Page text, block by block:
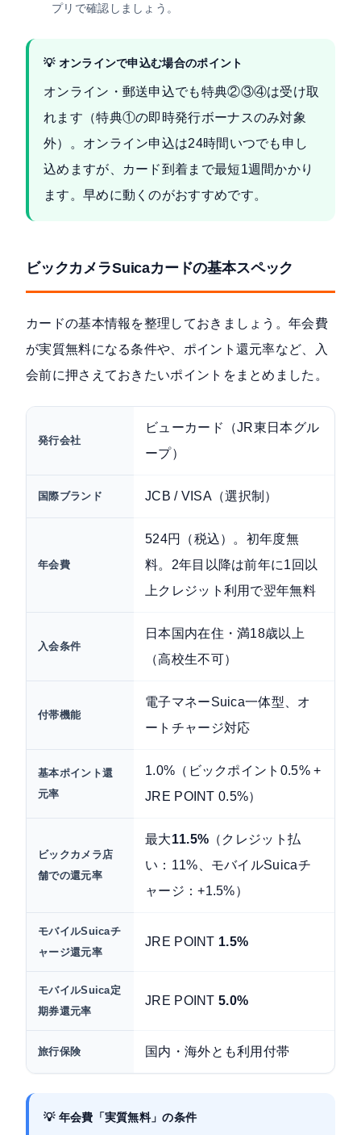
プリで確認しましょう。
💡 オンラインで申込む場合のポイント
オンライン・郵送申込でも特典②③④は受け取
れます（特典①の即時発行ボーナスのみ対象
外）。オンライン申込は24時間いつでも申し
込めますが、カード到着まで最短1週間かかり
ます。早めに動くのがおすすめです。
ビックカメラSuicaカードの基本スペック
カードの基本情報を整理しておきましょう。年会費
が実質無料になる条件や、ポイント還元率など、入
会前に押さえておきたいポイントをまとめました。
発行会社
ビューカード（JR東日本グル
ープ）
国際ブランド JCB / VISA（選択制）
年会費
524円（税込）。初年度無
料。2年目以降は前年に1回以
上クレジット利用で翌年無料
入会条件
日本国内在住・満18歳以上
（高校生不可）
付帯機能
電子マネーSuica一体型、オ
ートチャージ対応
基本ポイント還
元率
1.0%（ビックポイント0.5% +
JRE POINT 0.5%）
ビックカメラ店
舗での還元率
最大11.5% （クレジット払
い：11%、モバイルSuicaチ
ャージ：+1.5%）
モバイルSuicaチ
ャージ還元率
JRE POINT 1.5%
モバイルSuica定
期券還元率
JRE POINT5.0%
旅行保険 国内・海外とも利用付帯
💡 年会費「実質無料」の条件